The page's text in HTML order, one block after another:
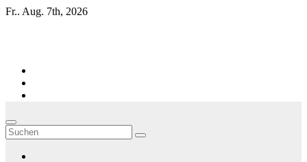
Zum
Fr.. Aug. 7th, 2026